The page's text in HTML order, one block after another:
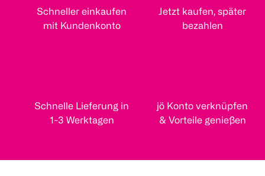
Schneller einkaufen
mit Kundenkonto
Jetzt kaufen, später
bezahlen
Schnelle Lieferung in
1-3 Werktagen
jö Konto verknüpfen
& Vorteile genießen